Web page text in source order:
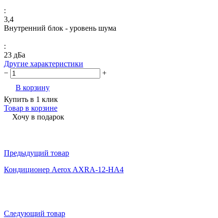
:
3,4
Внутренний блок - уровень шума
:
23 дБа
Другие характеристики
−
+
В корзину
Купить в 1 клик
Товар в корзине
Хочу в подарок
Предыдущий товар
Кондиционер Aerox AXRA-12-HA4
Следующий товар